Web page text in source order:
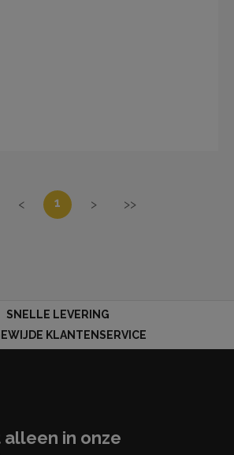
< 1 > >>
SNELLE LEVERING
KLANTENSERVICE
in onze